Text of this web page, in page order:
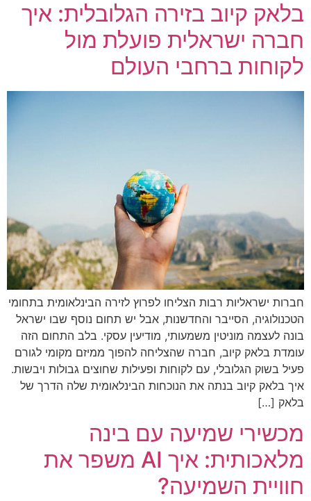
בלאק קיוב בזירה הגלובלית: איך
חברה ישראלית פועלת מול
לקוחות ברחבי העולם
חברות ישראליות רבות הצליחו לפרוץ לזירה הבינלאומית בתחומי
הטכנולוגיה, הסייבר והחדשנות, אבל יש תחום נוסף שבו ישראל
בונה לעצמה מוניטין משמעותי, מודיעין עסקי. בלב התחום הזה
עומדת בלאק קיוב, חברה שהצליחה להפוך ממיזם מקומי לגורם
פעיל בשוק הגלובלי, עם לקוחות ופעילות שחוצים גבולות ויבשות.
איך בלאק קיוב בנתה את הנוכחות הבינלאומית שלה הדרך של
בלאק […]
מכשירי שמיעה עם בינה
מלאכותית: איך AI משפר את
חוויית השמיעה?